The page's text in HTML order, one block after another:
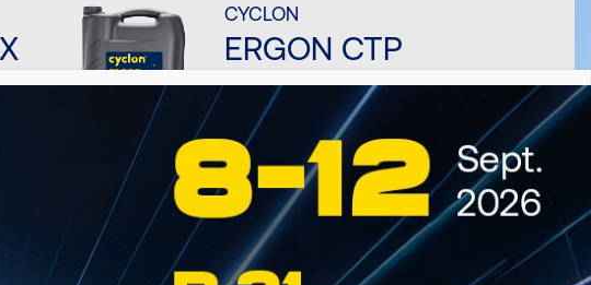
CYCLON
ERGON CTP
TO-4
10W
Specially formulated oil meeting
Caterpillar TO-4 specification,
delivering superior friction control,
anti-wear protection, seal/metal
compatibility...